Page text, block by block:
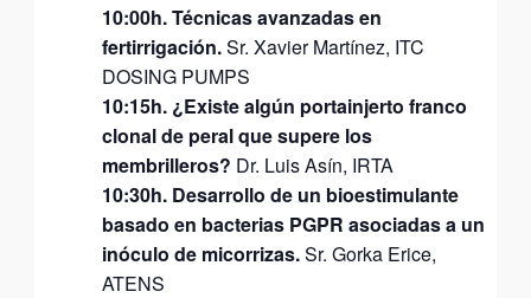
10:00h.Técnicas avanzadas en
fertirrigación.Sr. Xavier Martínez, ITC
DOSING PUMPS
10:15h. ¿Existe algún portainjerto franco
clonal de peral quesupere los
membrilleros? Dr. Luis Asín, IRTA
10:30h. Desarrollo de un bioestimulante
basado en bacterias PGPR asociadas a un
inóculo de micorrizas.Sr. Gorka Erice,
ATENS